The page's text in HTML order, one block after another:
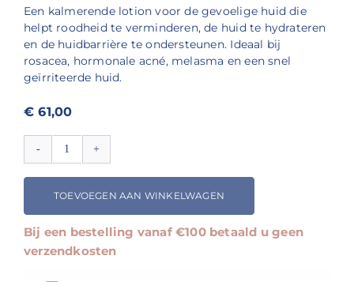
Een kalmerende lotion voor de gevoelige huid die
helpt roodheid te verminderen, de huid te hydrateren
en de huidbarrière te ondersteunen. Ideaal bij
rosacea, hormonale acné, melasma en een snel
geïrriteerde huid.
€ 61,00
Lotion
TOEVOEGEN AAN WINKELWAGEN
Bij een bestelling vanaf €100 betaald u geen
verzendkosten